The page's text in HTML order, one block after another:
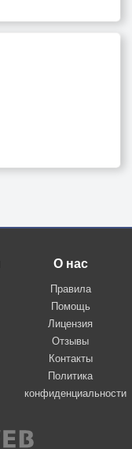
О нас
Правила
Помощь
Лицензия
Отзывы
Контакты
Политика
конфиденциальности